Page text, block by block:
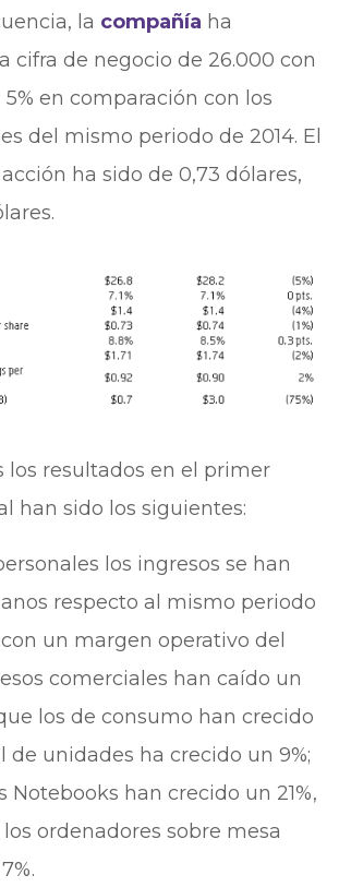
la compañía ha
cifra de negocio de 26.000 con
en comparación con los
del mismo periodo de 2014. El
ha sido de 0,73 dólares,
los resultados en el primer
han sido los siguientes:
los ingresos se han
respecto al mismo periodo
un margen operativo del
comerciales han caído un
los de consumo han crecido
de unidades ha crecido un 9%;
Notebooks han crecido un 21%,
ordenadores sobre mesa